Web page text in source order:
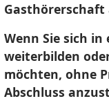
Gasthörerschaft
Wenn Sie sich in
weiterbilden
möchten, ohne
Abschluss